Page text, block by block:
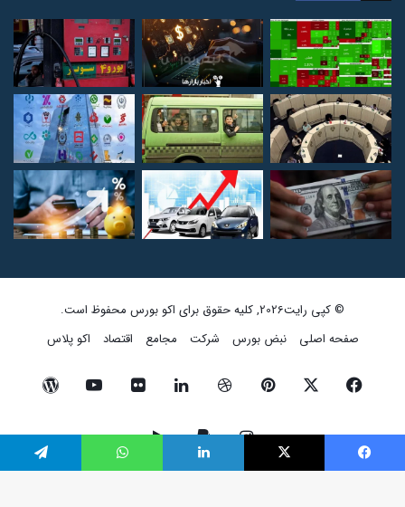
© کپی رایت2026, کلیه حقوق برای اکو بورس محفوظ است.
صفحه اصلی
نبض بورس شرکت مجامع اقتصاد اکو پلاس
فیسبوک ایکس پینتریستدریبببل لینکداین تصاویر
یوتیوب
اینستاگرام
پی‌پالگوگل
فیسبوک ایکس لینکداین واتس آپ تلگرام